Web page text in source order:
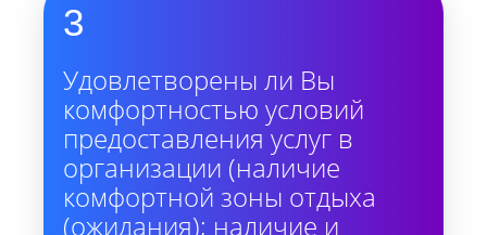
3
Удовлетворены ли Вы
комфортностью условий
предоставления услуг в
организации (наличие
комфортной зоны отдыха
(ожидания); наличие и